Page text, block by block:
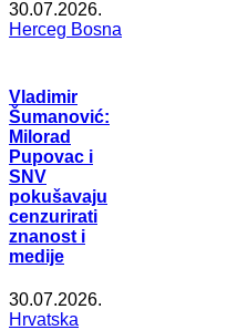
30.07.2026.
Herceg Bosna
Vladimir
Šumanović:
Milorad
Pupovac i
SNV
pokušavaju
cenzurirati
znanost i
medije
30.07.2026.
Hrvatska